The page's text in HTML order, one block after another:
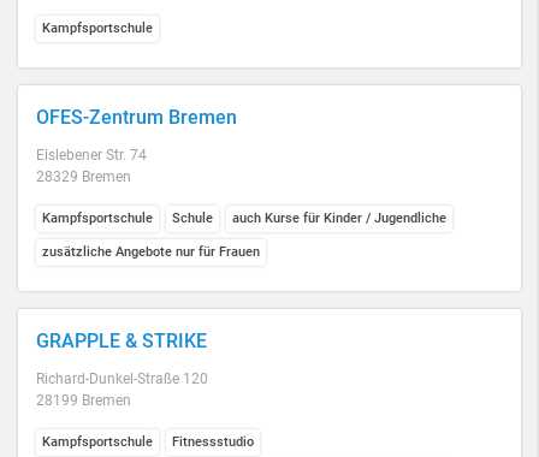
Kampfsportschule
OFES-Zentrum Bremen
Eislebener Str. 74
28329 Bremen
Kampfsportschule Schule auch Kurse für Kinder / Jugendliche
zusätzliche Angebote nur für Frauen
GRAPPLE & STRIKE
Richard-Dunkel-Straße 120
28199 Bremen
Kampfsportschule Fitnessstudio